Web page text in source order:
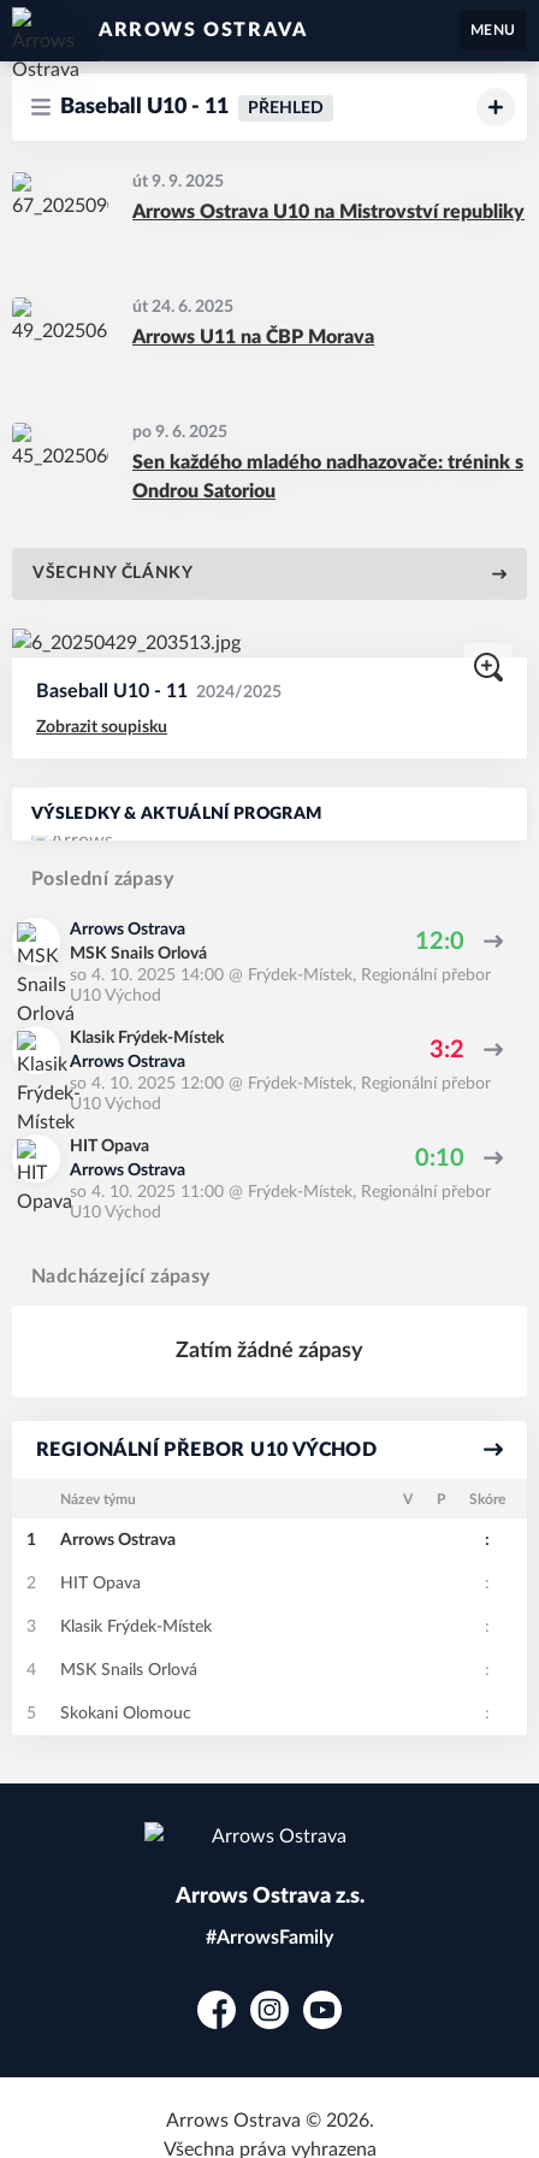
ARROWS OSTRAVA MENU
Baseball U10 - 11 PŘEHLED
út 9. 9. 2025
Arrows Ostrava U10 na Mistrovství republiky
út 24. 6. 2025
Arrows U11 na ČBP Morava
po 9. 6. 2025
Sen každého mladého nadhazovače: trénink s
Ondrou Satoriou
VŠECHNY ČLÁNKY
Baseball U10 - 11 2024/2025
Zobrazit soupisku
VÝSLEDKY & AKTUÁLNÍ PROGRAM
Poslední zápasy
Arrows Ostrava
MSK Snails Orlová
12:0
so 4. 10. 2025 14:00 @ Frýdek-Místek, Regionální přebor
U10 Východ
Klasik Frýdek-Místek
Arrows Ostrava
3:2
so 4. 10. 2025 12:00 @ Frýdek-Místek, Regionální přebor
U10 Východ
HIT Opava
Arrows Ostrava
0:10
so 4. 10. 2025 11:00 @ Frýdek-Místek, Regionální přebor
U10 Východ
Nadcházející zápasy
Zatím žádné zápasy
REGIONÁLNÍ PŘEBOR U10 VÝCHOD
Název týmu V P Skóre
1 Arrows Ostrava :
2 HIT Opava :
3 Klasik Frýdek-Místek :
4 MSK Snails Orlová :
5 Skokani Olomouc :
Arrows Ostrava z.s.
#ArrowsFamily
FacebookInstagramYouTube
Arrows Ostrava © 2026.
Všechna práva vyhrazena